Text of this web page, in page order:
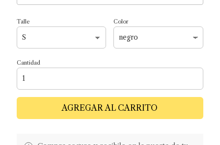
Talle Color
Cantidad
AGREGAR AL CARRITO